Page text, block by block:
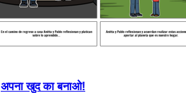
अपना खुद का बनाओ!